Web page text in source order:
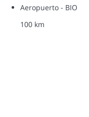
Aeropuerto - BIO
100 km